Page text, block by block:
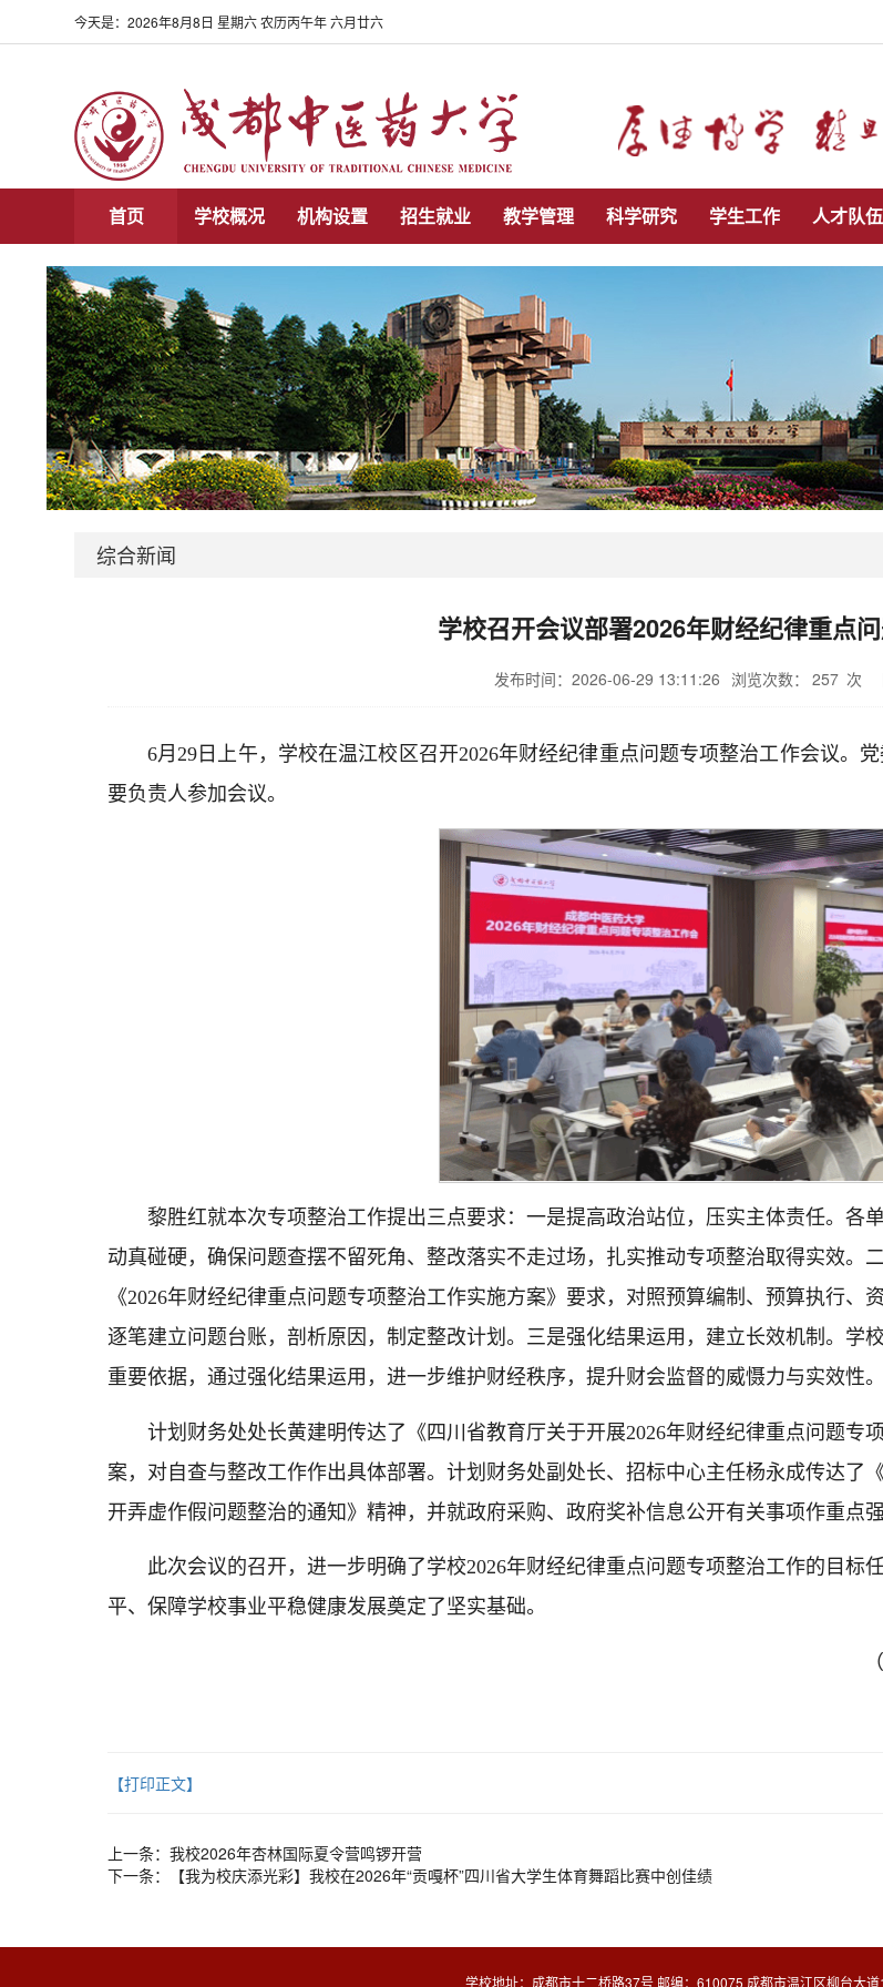
今天是： 2026年8月8日 星期六 农历丙午年 六月廿六
首页 学校概况 机构设置 招生就业 教学管理 科学研究 学生工作 人才队伍
综合新闻
学校召开会议部署2026年财经纪律重点
发布时间：2026-06-29 13:11:26 浏览次数： 257 次
6月29日上午，学校在温江校区召开2026年财经纪律重点问题专项整治工作会议。
要负责人参加会议。
黎胜红就本次专项整治工作提出三点要求：一是提高政治站位，压实主体责任。各
动真碰硬，确保问题查摆不留死角、整改落实不走过场，扎实推动专项整治取得实效。
《2026年财经纪律重点问题专项整治工作实施方案》要求，对照预算编制、预算执行、
逐笔建立问题台账，剖析原因，制定整改计划。三是强化结果运用，建立长效机制。学
重要依据，通过强化结果运用，进一步维护财经秩序，提升财会监督的威慑力与实效性。
计划财务处处长黄建明传达了《四川省教育厅关于开展2026年财经纪律重点问题专
案，对自查与整改工作作出具体部署。计划财务处副处长、招标中心主任杨永成传达了
开弄虚作假问题整治的通知》精神，并就政府采购、政府奖补信息公开有关事项作重点强
此次会议的召开，进一步明确了学校2026年财经纪律重点问题专项整治工作的目
平、保障学校事业平稳健康发展奠定了坚实基础。
【打印正文】
上一条： 我校2026年杏林国际夏令营鸣锣开营
下一条：
【我为校庆添光彩】我校在2026年“贡嘎杯”四川省大学生体育舞蹈比赛中创佳绩
学校地址：成都市十二桥路37号 邮编：610075 成都市温江区柳台大